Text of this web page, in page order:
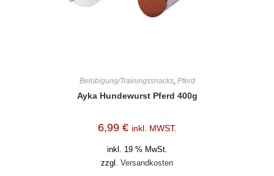
Belobigung/Trainingssnacks, Pferd
Ayka Hundewurst Pferd 400g
6,99 € inkl. MWST.
inkl. 19 % MwSt.
zzgl. Versandkosten